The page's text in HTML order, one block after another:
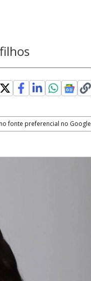
fonte preferencial no Google